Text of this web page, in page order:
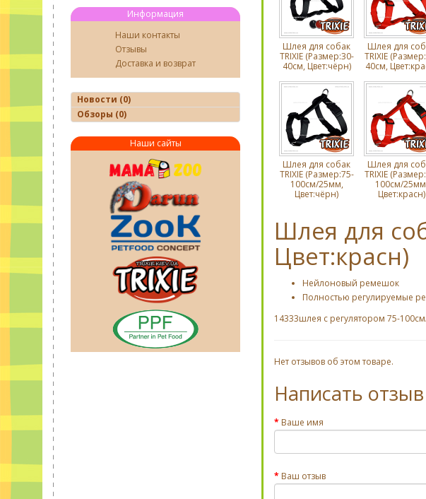
Информация
Наши контакты
Отзывы
Доставка и возврат
Новости (0)
Обзоры (0)
Наши сайты
Шлея для собак
TRIXIE (Размер:30-
40см, Цвет:чёрн)
Шлея для
TRIXIE
40см,
Шлея для собак
TRIXIE (Размер:75-
100см/25мм,
Цвет:чёрн)
Шлея для
TRIXIE
100см/
Цвет:красн)
Шлея для
Цвет:красн)
Нейлоновый ремешок
Полностью регулируемые
14333шлея с регулятором 75-
Нет отзывов об этом товаре.
Написать отзыв
Ваше имя
Ваш отзыв